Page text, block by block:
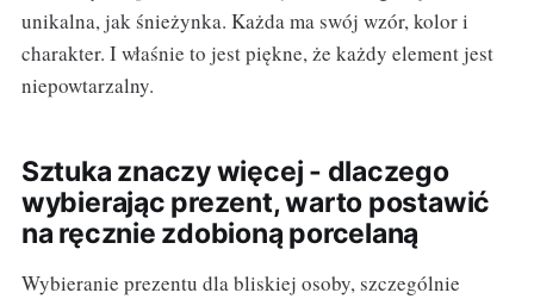
unikalna, jak śnieżynka. Każda ma swój wzór, kolor i
charakter. I właśnie to jest piękne, że każdy element jest
niepowtarzalny.
Sztuka znaczy więcej - dlaczego
wybierając prezent, warto postawić
na ręcznie zdobioną porcelaną
Wybieranie prezentu dla bliskiej osoby, szczególnie